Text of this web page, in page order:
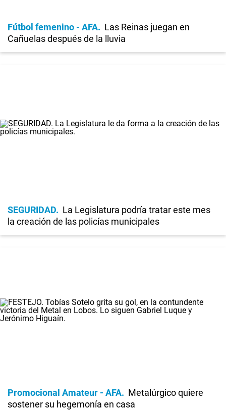
Fútbol femenino - AFA
Las Reinas juegan en
Cañuelas después de la lluvia
SEGURIDAD
La Legislatura podría tratar este mes
la creación de las policías municipales
Promocional Amateur - AFA
Metalúrgico quiere
sostener su hegemonía en casa